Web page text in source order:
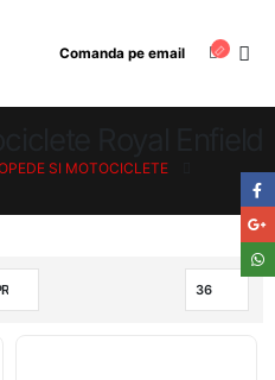
Comanda pe email
SI MOTOCICLETE